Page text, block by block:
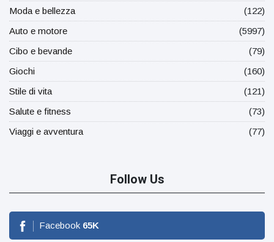
Moda e bellezza
(122)
Auto e motore
(5997)
Cibo e bevande
(79)
Giochi
(160)
Stile di vita
(121)
Salute e fitness
(73)
Viaggi e avventura
(77)
Follow Us
Facebook 65K